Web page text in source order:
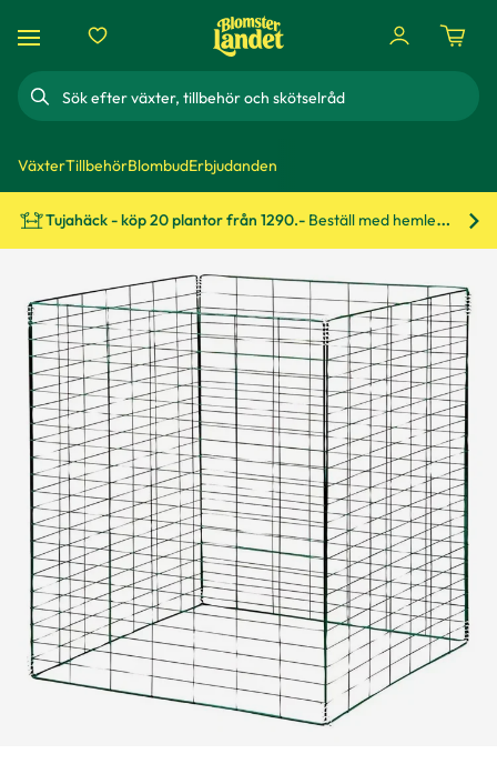
Sök
VäxterTillbehörBlombudErbjudanden
Tujahäck - köp 20 plantor från 1290.- Beställ med hemleverans!